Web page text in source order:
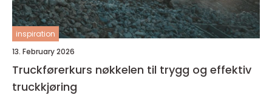
inspiration
13. February 2026
Truckførerkurs nøkkelen til trygg og effektiv
truckkjøring